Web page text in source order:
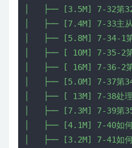
│   ├── [3.5M] 7-32第32
│   ├── [7.4M] 7-33主从
│   ├── [5.8M] 7-34-1第
│   ├── [ 10M] 7-35-2第
│   ├── [ 16M] 7-36-2第
│   ├── [5.0M] 7-37第34
│   ├── [ 13M] 7-38处理
│   ├── [7.3M] 7-39第
│   ├── [4.1M] 7-40如
│   ├── [3.2M] 7-41如